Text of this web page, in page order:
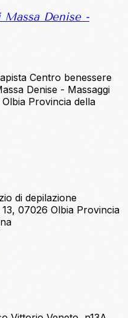
Massa Denise -
Centro benessere
Denise - Massaggi
Provincia della
di depilazione
07026 Olbia Provincia